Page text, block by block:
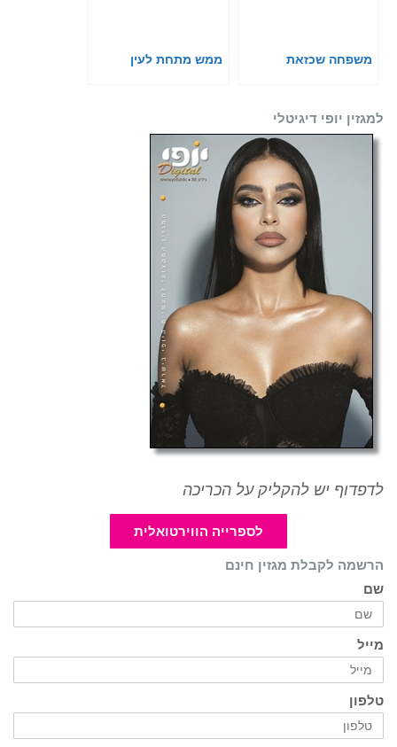
משפחה שכזאת ממש מתחת לעין
למגזין יופי דיגיטלי
לדפדוף יש להקליק על הכריכה
לספרייה הווירטואלית
הרשמה לקבלת מגזין חינם
שם
מייל
טלפון